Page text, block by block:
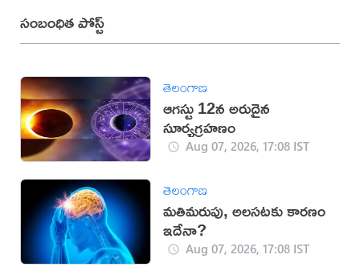
సంబంధిత పోస్ట్
తెలంగాణ
ఆగస్టు 12న అరుదైన
సూర్యగ్రహణం
Aug 07, 2026, 17:08 IST
తెలంగాణ
మతిమరుపు, అలసటకు కారణం
ఇదేనా?
Aug 07, 2026, 17:08 IST